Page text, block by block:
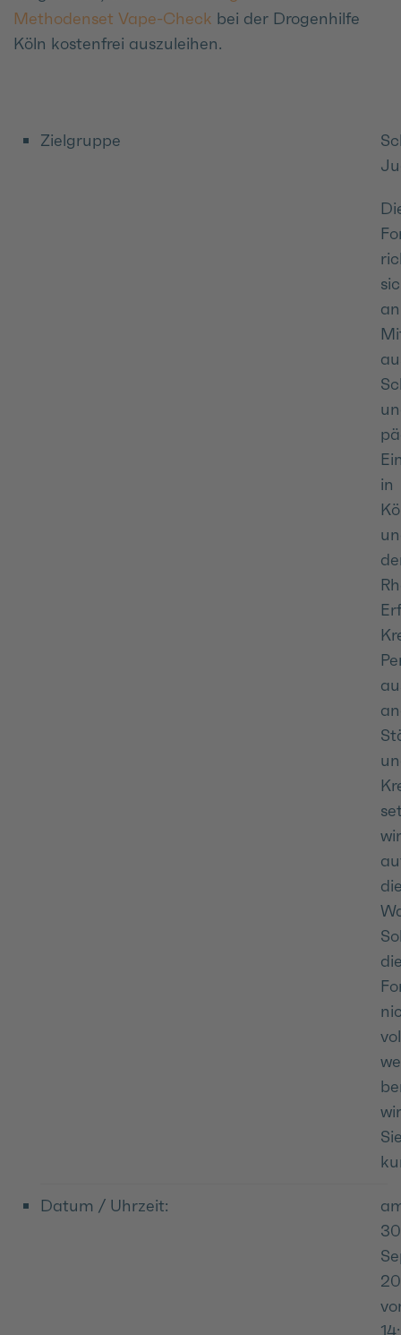
Methodenset Vape-Check bei der Drogenhilfe
Köln kostenfrei auszuleihen.
Zielgruppe
an
in
wir
wir
Datum / Uhrzeit: